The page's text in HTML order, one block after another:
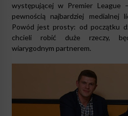
występującej w Premier League
pewnością najbardziej medialnej
Powód jest prosty: od początku
chcieli robić duże rzeczy,
wiarygodnym partnerem.